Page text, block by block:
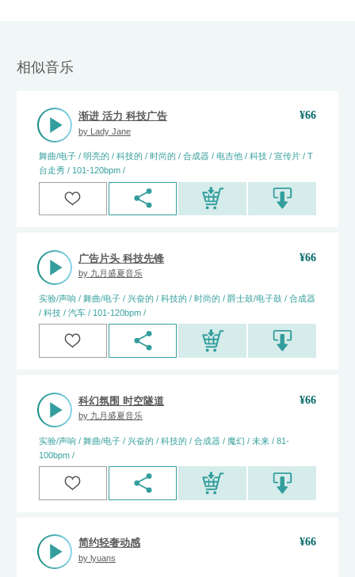
相似音乐
渐进 活力 科技广告
by Lady Jane
¥66
舞曲/电子 / 明亮的 / 科技的 / 时尚的 / 合成器 / 电吉他 / 科技 / 宣传片 / T
台走秀 / 101-120bpm /
广告片头 科技先锋
by 九月盛夏音乐
¥66
实验/声响 / 舞曲/电子 / 兴奋的 / 科技的 / 时尚的 / 爵士鼓/电子鼓 / 合成器
/ 科技 / 汽车 / 101-120bpm /
科幻氛围 时空隧道
by 九月盛夏音乐
¥66
实验/声响 / 舞曲/电子 / 兴奋的 / 科技的 / 合成器 / 魔幻 / 未来 / 81-
100bpm /
简约轻奢动感
by lyuans
¥66